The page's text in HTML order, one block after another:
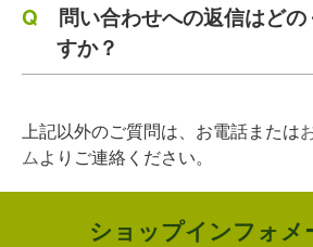
問い合わせへの返信はど
すか？
上記以外のご質問は、お電話または
ムよりご連絡ください。
ショップインフォメ